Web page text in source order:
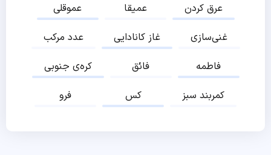
عموقلی
عمیقا
عرق کردن
عدد مرکب
غاز کانادایی
غنی‌سازی
کره‌ی جنوبی
فائق
فاطمه
فرو
کس کمربند سبز